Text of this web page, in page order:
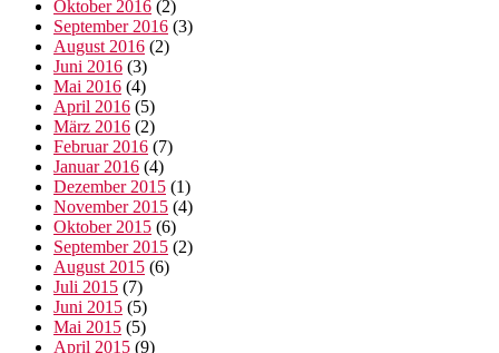
Oktober 2016 (2)
September 2016 (3)
August 2016 (2)
Juni 2016 (3)
Mai 2016 (4)
April 2016 (5)
März 2016 (2)
Februar 2016 (7)
Januar 2016 (4)
Dezember 2015 (1)
November 2015 (4)
Oktober 2015 (6)
September 2015 (2)
August 2015 (6)
Juli 2015 (7)
Juni 2015 (5)
Mai 2015 (5)
April 2015 (9)